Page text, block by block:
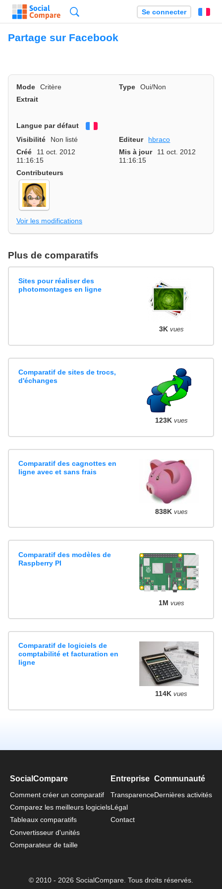
Se connecter
Partage sur Facebook
Mode Critère Type
Oui/Non
Extrait
Langue par défaut
Visibilité
Non listé Editeur
hbraco
Créé
11 oct. 2012
11:16:15
Mis à jour
11 oct. 2012
11:16:15
Contributeurs
Voir les modifications
Plus de comparatifs
Sites pour réaliser des
photomontages en ligne
3K vues
Comparatif de sites de trocs,
d'échanges
123K vues
Comparatif des cagnottes en
ligne avec et sans frais
838K vues
Comparatif des modèles de
Raspberry PI
1M vues
Comparatif de logiciels de
comptabilité et facturation en
ligne
114K vues
SocialCompare
Comment créer un comparatif
Comparez les meilleurs logiciels
Tableaux comparatifs
Convertisseur d'unités
Comparateur de taille
Entreprise
Transparence
Légal
Contact
Communauté
Dernières activités
© 2010 - 2026 SocialCompare. Tous droits réservés.